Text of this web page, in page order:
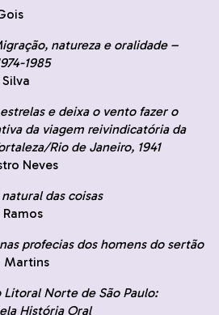
natureza e oralidade –
1985
e deixa o vento fazer o
da viagem reivindicatória da
Rio de Janeiro, 1941
Neves
das coisas
profecias dos homens do sertão
Martins
Norte de São Paulo:
História Oral